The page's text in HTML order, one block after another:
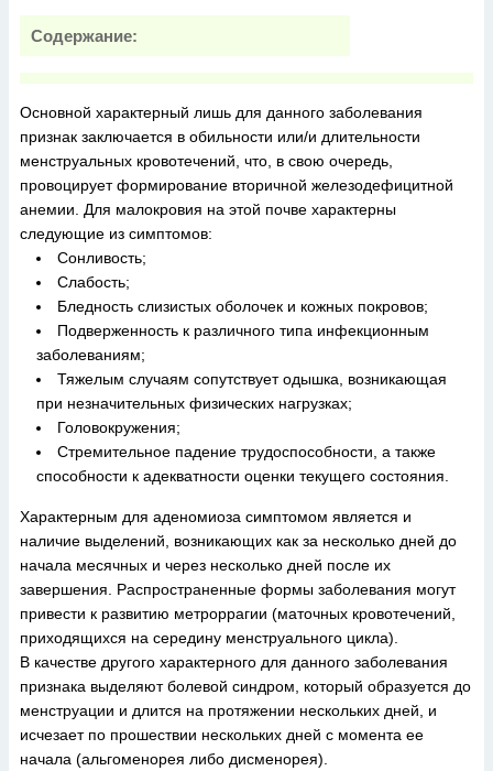
Содержание:
Основной характерный лишь для данного заболевания
признак заключается в обильности или/и длительности
менструальных кровотечений, что, в свою очередь,
провоцирует формирование вторичной железодефицитной
анемии. Для малокровия на этой почве характерны
следующие из симптомов:
Сонливость;
Слабость;
Бледность слизистых оболочек и кожных покровов;
Подверженность к различного типа инфекционным
заболеваниям;
Тяжелым случаям сопутствует одышка, возникающая
при незначительных физических нагрузках;
Головокружения;
Стремительное падение трудоспособности, а также
способности к адекватности оценки текущего состояния.
Характерным для аденомиоза симптомом является и
наличие выделений, возникающих как за несколько дней до
начала месячных и через несколько дней после их
завершения. Распространенные формы заболевания могут
привести к развитию метроррагии (маточных кровотечений,
приходящихся на середину менструального цикла).
В качестве другого характерного для данного заболевания
признака выделяют болевой синдром, который образуется до
менструации и длится на протяжении нескольких дней, и
исчезает по прошествии нескольких дней с момента ее
начала (альгоменорея либо дисменорея).